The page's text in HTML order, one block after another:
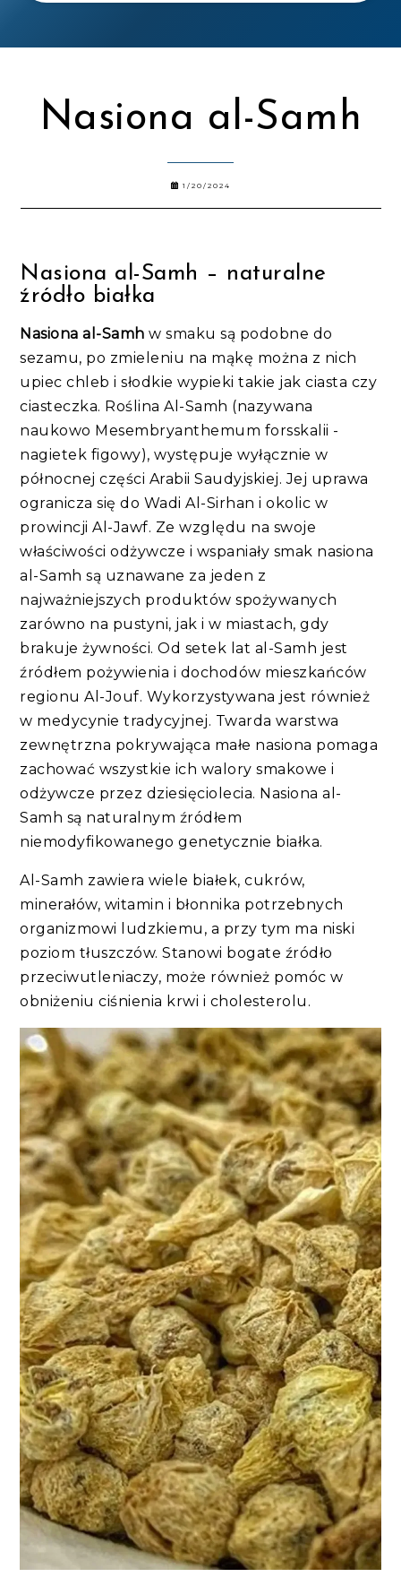
Nasiona al-Samh
1/20/2024
Nasiona al-Samh – naturalne
źródło białka
Nasiona al-Samh w smaku są podobne do
sezamu, po zmieleniu na mąkę można z nich
upiec chleb i słodkie wypieki takie jak ciasta czy
ciasteczka. Roślina Al-Samh (nazywana
naukowo Mesembryanthemum forsskalii -
nagietek figowy), występuje wyłącznie w
północnej części Arabii Saudyjskiej. Jej uprawa
ogranicza się do Wadi Al-Sirhan i okolic w
prowincji Al-Jawf. Ze względu na swoje
właściwości odżywcze i wspaniały smak nasiona
al-Samh są uznawane za jeden z
najważniejszych produktów spożywanych
zarówno na pustyni, jak i w miastach, gdy
brakuje żywności. Od setek lat al-Samh jest
źródłem pożywienia i dochodów mieszkańców
regionu Al-Jouf. Wykorzystywana jest również
w medycynie tradycyjnej. Twarda warstwa
zewnętrzna pokrywająca małe nasiona pomaga
zachować wszystkie ich walory smakowe i
odżywcze przez dziesięciolecia. Nasiona al-
Samh są naturalnym źródłem
niemodyfikowanego genetycznie białka.
Al-Samh zawiera wiele białek, cukrów,
minerałów, witamin i błonnika potrzebnych
organizmowi ludzkiemu, a przy tym ma niski
poziom tłuszczów. Stanowi bogate źródło
przeciwutleniaczy, może również pomóc w
obniżeniu ciśnienia krwi i cholesterolu.